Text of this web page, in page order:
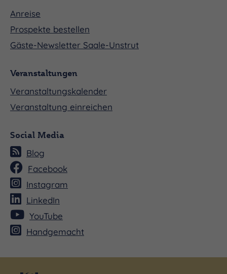
Anreise
Prospekte bestellen
Gäste-Newsletter Saale-Unstrut
Veranstaltungen
Veranstaltungskalender
Veranstaltung einreichen
Social Media
Blog
Facebook
Instagram
LinkedIn
YouTube
Handgemacht